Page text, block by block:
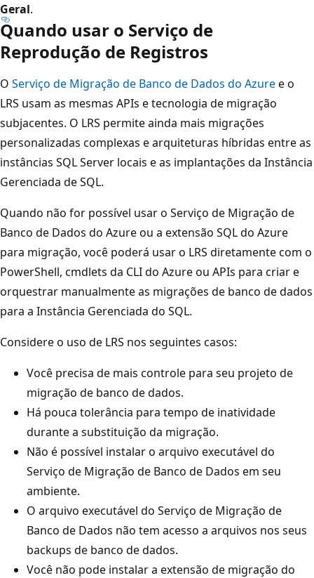
Geral.
Quando usar o Serviço de
Reprodução de Registros
O Serviço de Migração de Banco de Dados do Azuree o
LRS usam as mesmas APIs e tecnologia de migração
subjacentes. O LRS permite ainda mais migrações
personalizadas complexas e arquiteturas híbridas entre as
instâncias SQL Server locais e as implantações da Instância
Gerenciada de SQL.
Quando não for possível usar o Serviço de Migração de
Banco de Dados do Azure ou a extensão SQL do Azure
para migração, você poderá usar o LRS diretamente com o
PowerShell, cmdlets da CLI do Azure ou APIs para criar e
orquestrar manualmente as migrações de banco de dados
para a Instância Gerenciada do SQL.
Considere o uso de LRS nos seguintes casos:
Você precisa de mais controle para seu projeto de
migração de banco de dados.
Há pouca tolerância para tempo de inatividade
durante a substituição da migração.
Não é possível instalar o arquivo executável do
Serviço de Migração de Banco de Dados em seu
ambiente.
O arquivo executável do Serviço de Migração de
Banco de Dados não tem acesso a arquivos nos seus
backups de banco de dados.
Você não pode instalar a extensão de migração do